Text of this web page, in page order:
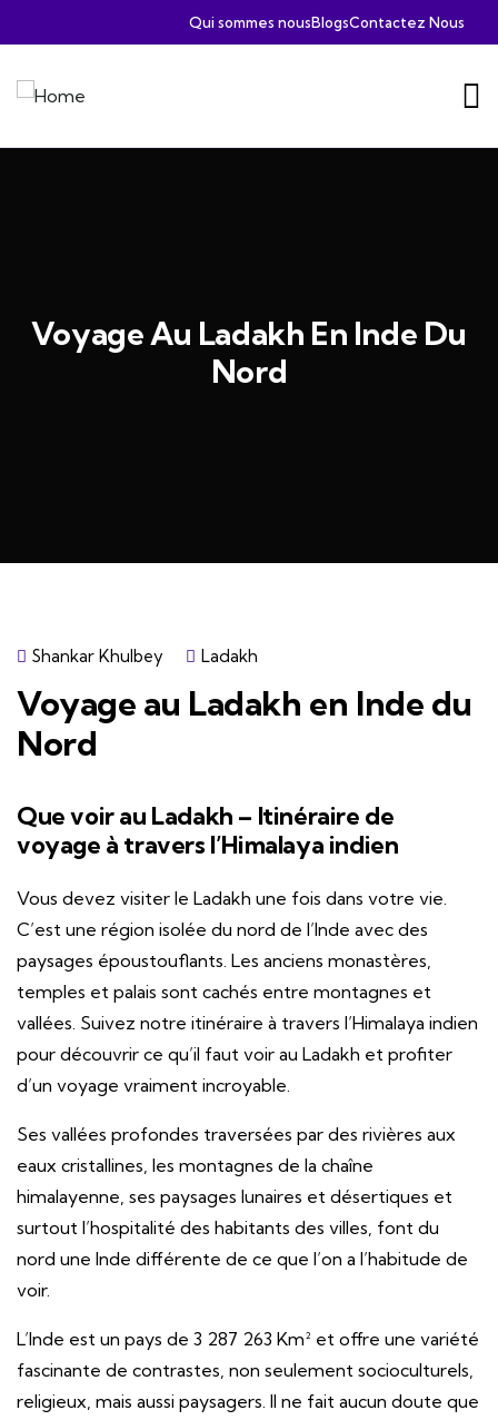
Qui sommes nousBlogsContactez Nous
Voyage Au Ladakh En Inde Du
Nord
Shankar Khulbey Ladakh
Voyage au Ladakh en Inde du
Nord
Que voir au Ladakh – Itinéraire de
voyage à travers l’Himalaya indien
Vous devez visiter le Ladakh une fois dans votre vie.
C’est une région isolée du nord de l’Inde avec des
paysages époustouflants. Les anciens monastères,
temples et palais sont cachés entre montagnes et
vallées. Suivez notre itinéraire à travers l’Himalaya indien
pour découvrir ce qu’il faut voir au Ladakh et profiter
d’un voyage vraiment incroyable.
Ses vallées profondes traversées par des rivières aux
eaux cristallines, les montagnes de la chaîne
himalayenne, ses paysages lunaires et désertiques et
surtout l’hospitalité des habitants des villes, font du
nord une Inde différente de ce que l’on a l’habitude de
voir.
L’Inde est un pays de 3 287 263 Km² et offre une variété
fascinante de contrastes, non seulement socioculturels,
religieux, mais aussi paysagers. Il ne fait aucun doute que